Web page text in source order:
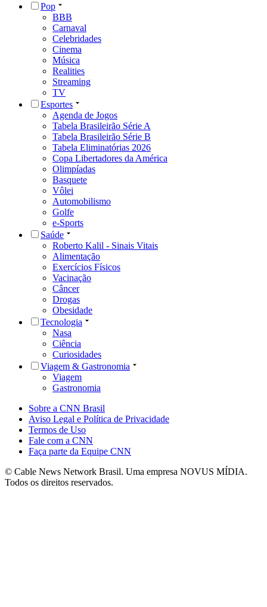
Pop
BBB
Carnaval
Celebridades
Cinema
Música
Realities
Streaming
TV
Esportes
Agenda de Jogos
Tabela Brasileirão Série A
Tabela Brasileirão Série B
Tabela Eliminatórias 2026
Copa Libertadores da América
Olimpíadas
Basquete
Vôlei
Automobilismo
Golfe
e-Sports
Saúde
Roberto Kalil - Sinais Vitais
Alimentação
Exercícios Físicos
Vacinação
Câncer
Drogas
Obesidade
Tecnologia
Nasa
Ciência
Curiosidades
Viagem & Gastronomia
Viagem
Gastronomia
Sobre a CNN Brasil
Aviso Legal e Política de Privacidade
Termos de Uso
Fale com a CNN
Faça parte da Equipe CNN
© Cable News Network Brasil. Uma empresa NOVUS MÍDIA.
Todos os direitos reservados.